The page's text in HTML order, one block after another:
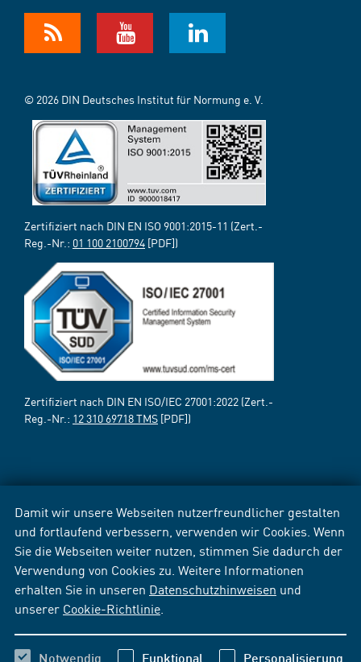
Damit wir unsere Webseiten nutzerfreundlicher gestalten
und fortlaufend verbessern, verwenden wir Cookies. Wenn
Sie die Webseiten weiter nutzen, stimmen Sie dadurch der
Verwendung von Cookies zu. Weitere Informationen
erhalten Sie in unseren Datenschutzhinweisen und
unserer Cookie-Richtlinie
Notwendig Funktional Personalisierung
© 2026 DIN Deutsches Institut für Normung e. V.
Zertifiziert nach DIN EN ISO 9001:2015-11 (Zert.-
Reg.-Nr.: 01 100 2100794 [PDF])
Zertifiziert nach DIN EN ISO/IEC 27001:2022 (Zert.-
Reg.-Nr.: 12 310 69718 TMS [PDF])